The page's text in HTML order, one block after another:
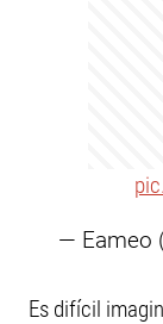
— Eameo
Es difícil